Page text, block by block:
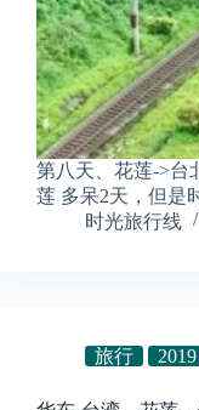
第八天、花莲->台
莲 多呆2天，但是
时光旅行线
旅行 2019